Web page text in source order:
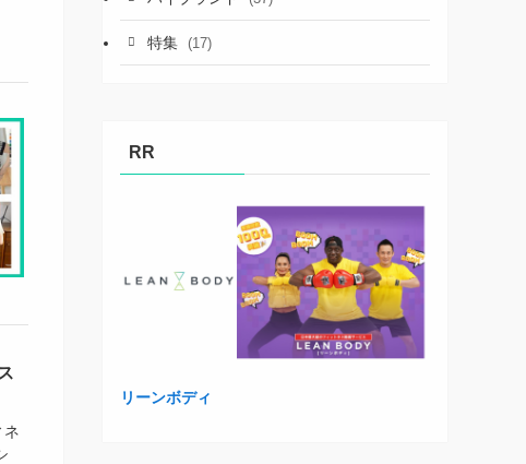
ネ
特集 (17)
RR
リーンボディ